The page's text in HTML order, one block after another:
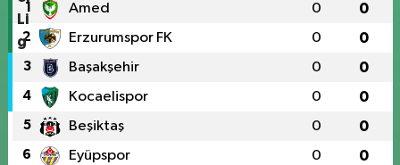
1 Amed 0 0
2 Erzurumspor FK 0 0
3 Başakşehir 0 0
4 Kocaelispor 0 0
5 Beşiktaş 0 0
6 Eyüpspor 0 0